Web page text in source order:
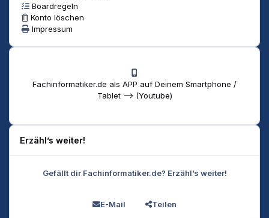
Boardregeln
Konto löschen
Impressum
Fachinformatiker.de als APP auf Deinem Smartphone /
Tablet --> (Youtube)
Erzähl’s weiter!
Gefällt dir Fachinformatiker.de? Erzähl’s weiter!
E-Mail Teilen